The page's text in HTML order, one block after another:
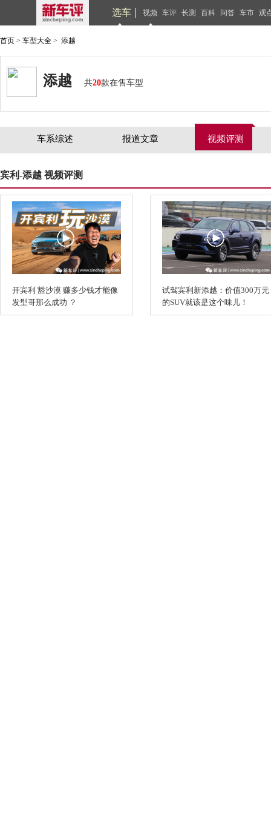
选车 视频 车评 长测 百科 问答 车市 观
首页 > 车型大全 > 添越
添越 共20款在售车型
车系综述 报道文章 视频评测
宾利-添越 视频评测
开宾利 豁沙漠 赚多少钱才能像
发型哥那么成功 ？
试驾宾利新添越：价值300万元
的SUV就该是这个味儿！